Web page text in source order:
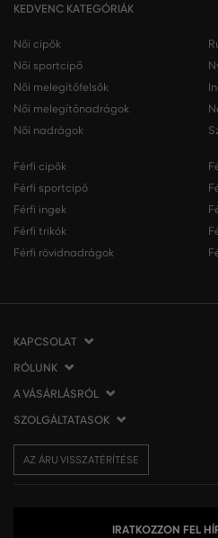
KEDVENC KATEGÓRIÁK
Női cipők
Női sportcipő
Női melegítőfelsők
Női melegítőnadrágok
Női nadrágok
Férfi cipők
Férfi sportcipő
Férfi ingek
Férfi trikók
Férfi rövidnadrágok
KAPCSOLAT
VERMONT Services Slovakia s. r. o.
Vlčie hrdlo 53
tel.: 06 1 901 1901
info@eshopgant.hu
RÓLUNK
Cégünkről
Elérhetőség
Affiliate
A VÁSÁRLÁSRÓL
A vásárlás menete
Az áru visszatérítése/visszáru
Személyes adatok kezelése
SZOLGÁLTATASOK
Szállítás és fizetés
Ajándékutalványok
AZ ÁRU VISSZATÉRÍTÉSE
IRATKOZZON FEL